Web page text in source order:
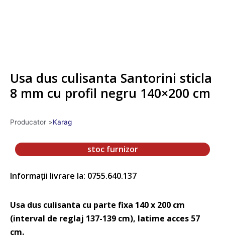
Usa dus culisanta Santorini sticla
8 mm cu profil negru 140×200 cm
Producator >Karag
stoc furnizor
Informații livrare la: 0755.640.137
Usa dus culisanta cu parte fixa 140 x 200 cm
(interval de reglaj 137-139 cm), latime acces 57
cm.